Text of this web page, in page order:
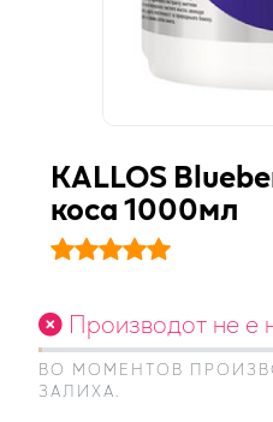
KALLOS
коса 1000мл
Производот не е
ВО МОМЕНТОВ
ЗАЛИХА.